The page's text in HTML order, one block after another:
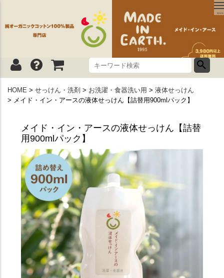
HOME せっけん・洗剤 お洗濯・食器洗い用
液体せっけん
メイド・イン・アースの液体せっけん【詰替用900mlパック】
メイド・イン・アースの液体せっけん【詰替
用900mlパック】